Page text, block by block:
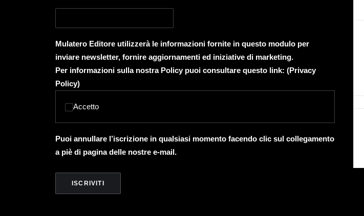
Mulatero Editore utilizzerà le informazioni fornite in questo modulo per
inviare newsletter, fornire aggiornamenti ed iniziative di marketing.
Per informazioni sulla nostra Policy puoi consultare questo link: (Privacy
Policy)
Accetto
Puoi annullare l’iscrizione in qualsiasi momento facendo clic sul collegamento
a piè di pagina delle nostre e-mail.